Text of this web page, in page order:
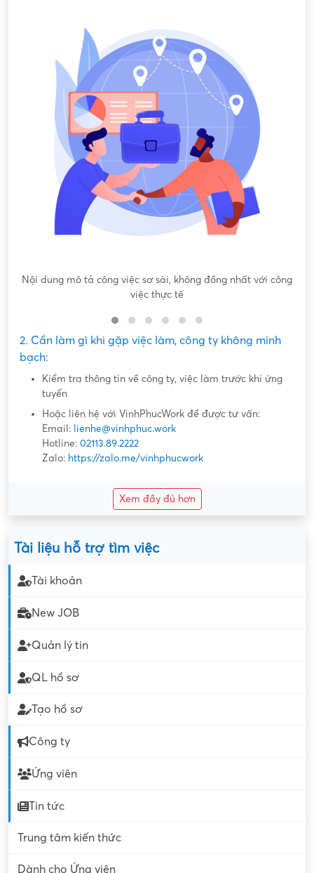
Nội dung mô tả công việc sơ sài, không đồng nhất với công
việc thực tế
2. Cần làm gì khi gặp việc làm, công ty không minh
bạch:
Kiểm tra thông tin về công ty, việc làm trước khi ứng
tuyển
Hoặc liên hệ với VinhPhucWork để được tư vấn:
Email: lienhe@vinhphuc.work
Hotline: 02113.89.2222
Zalo: https://zalo.me/vinhphucwork
Xem đầy đủ hơn
Tài liệu hỗ trợ tìm việc
Tài khoản
New JOB
Quản lý tin
QL hồ sơ
Tạo hồ sơ
Công ty
Ứng viên
Tin tức
Trung tâm kiến thức
Dành cho Ứng viên